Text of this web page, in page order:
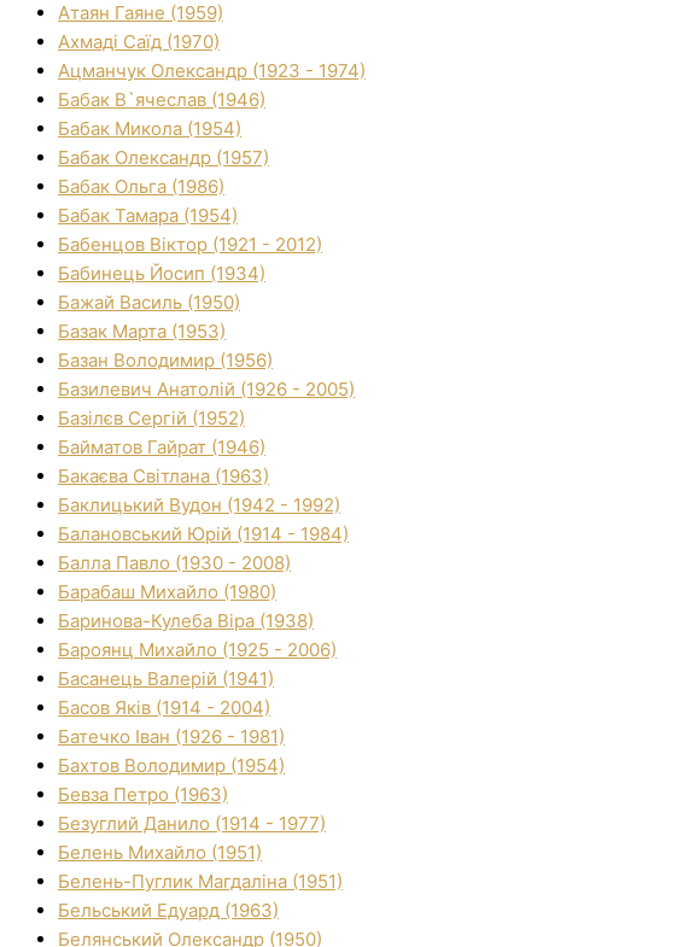
Атаян Гаяне (1959)
Ахмаді Саїд (1970)
Ацманчук Олександр (1923 - 1974)
Бабак В`ячеслав (1946)
Бабак Микола (1954)
Бабак Олександр (1957)
Бабак Ольга (1986)
Бабак Тамара (1954)
Бабенцов Віктор (1921 - 2012)
Бабинець Йосип (1934)
Бажай Василь (1950)
Базак Марта (1953)
Базан Володимир (1956)
Базилевич Анатолій (1926 - 2005)
Базілєв Сергій (1952)
Байматов Гайрат (1946)
Бакаєва Світлана (1963)
Баклицький Вудон (1942 - 1992)
Балановський Юрій (1914 - 1984)
Балла Павло (1930 - 2008)
Барабаш Михайло (1980)
Баринова-Кулеба Віра (1938)
Бароянц Михайло (1925 - 2006)
Басанець Валерій (1941)
Басов Яків (1914 - 2004)
Батечко Іван (1926 - 1981)
Бахтов Володимир (1954)
Бевза Петро (1963)
Безуглий Данило (1914 - 1977)
Белень Михайло (1951)
Белень-Пуглик Магдаліна (1951)
Бельський Едуард (1963)
Белянський Олександр (1950)